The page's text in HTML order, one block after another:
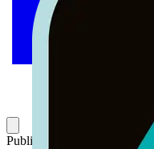
Publicado: 1 de febrero de